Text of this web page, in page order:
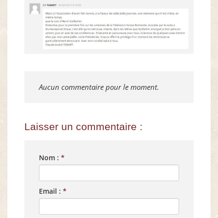
Aucun commentaire pour le moment.
Laisser un commentaire :
Nom : *
Email : *